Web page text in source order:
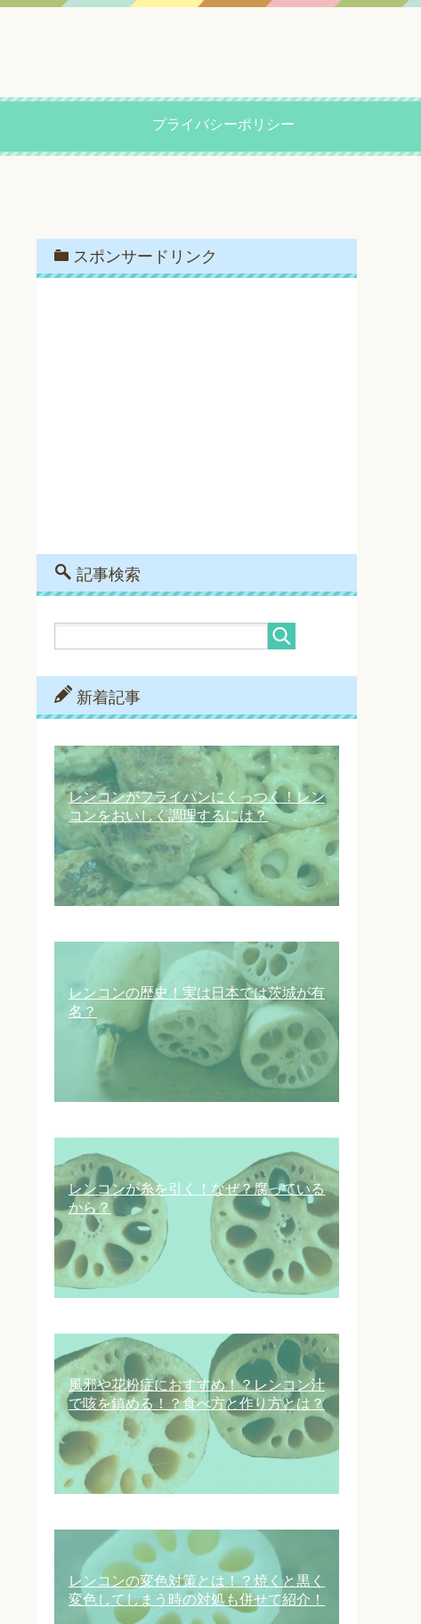
プライバシーポリシー
スポンサードリンク
記事検索
新着記事
レンコンがフライパンにくっつく！レン
コンをおいしく調理するには？
レンコンの歴史！実は日本では茨城が有
名？
レンコンが糸を引く！なぜ？腐っている
から？
風邪や花粉症におすすめ！？レンコン汁
で咳を鎮める！？食べ方と作り方とは？
レンコンの変色対策とは！？焼くと黒く
変色してしまう時の対処も併せて紹介！